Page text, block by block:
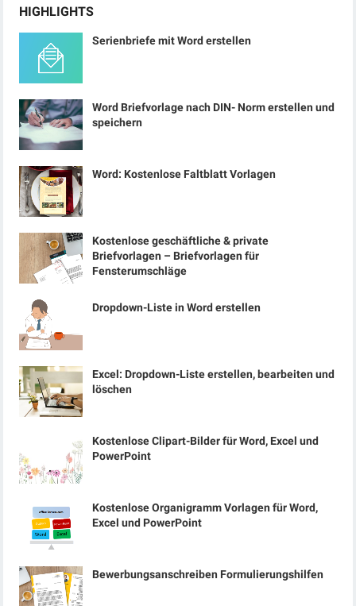
HIGHLIGHTS
Serienbriefe mit Word erstellen
Word Briefvorlage nach DIN- Norm erstellen und
speichern
Word: Kostenlose Faltblatt Vorlagen
Kostenlose geschäftliche & private
Briefvorlagen – Briefvorlagen für
Fensterumschläge
Dropdown-Liste in Word erstellen
Excel: Dropdown-Liste erstellen, bearbeiten und
löschen
Kostenlose Clipart-Bilder für Word, Excel und
PowerPoint
Kostenlose Organigramm Vorlagen für Word,
Excel und PowerPoint
Bewerbungsanschreiben Formulierungshilfen